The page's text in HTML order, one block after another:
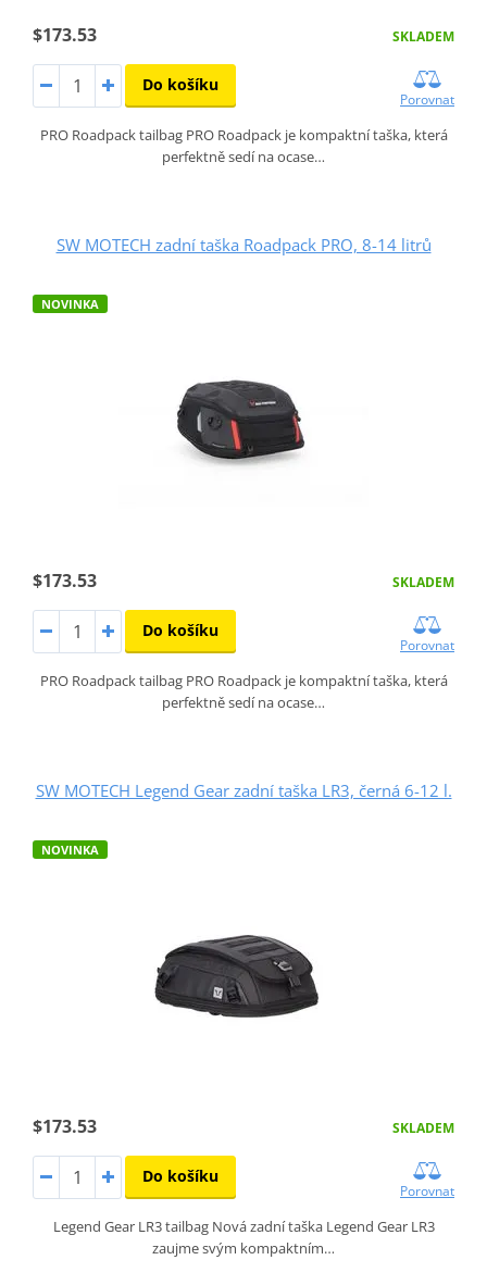
$173.53 SKLADEM
Do košíku
Porovnat
PRO Roadpack tailbag PRO Roadpack je kompaktní taška, která
perfektně sedí na ocase…
SW MOTECH zadní taška Roadpack PRO, 8-14 litrů
NOVINKA
$173.53 SKLADEM
Do košíku
Porovnat
PRO Roadpack tailbag PRO Roadpack je kompaktní taška, která
perfektně sedí na ocase…
SW MOTECH Legend Gear zadní taška LR3, černá 6-12 l.
NOVINKA
$173.53 SKLADEM
Do košíku
Porovnat
Legend Gear LR3 tailbag Nová zadní taška Legend Gear LR3
zaujme svým kompaktním…